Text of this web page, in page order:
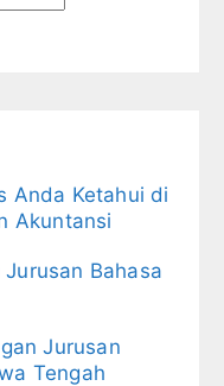
Anda Ketahui di
Akuntansi
Bahasa
Jurusan
Tengah